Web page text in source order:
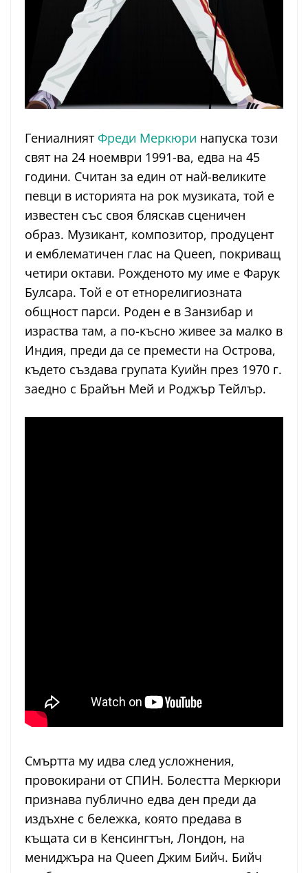
Гениалният Фреди Меркюри напуска този
свят на 24 ноември 1991-ва, едва на 45
години. Считан за един от най-великите
певци в историята на рок музиката, той е
известен със своя бляскав сценичен
образ. Музикант, композитор, продуцент
и емблематичен глас на Queen, покриващ
четири октави. Рожденото му име е Фарук
Булсара. Той е от етнорелигиозната
общност парси. Роден е в Занзибар и
израства там, а по-късно живее за малко в
Индия, преди да се премести на Острова,
където създава групата Куийн през 1970 г.
заедно с Брайън Мей и Роджър Тейлър.
Смъртта му идва след усложнения,
провокирани от СПИН. Болестта Меркюри
признава публично едва ден преди да
издъхне с бележка, която предава в
къщата си в Кенсингтън, Лондон, на
мениджъра на Queen Джим Бийч. Бийч